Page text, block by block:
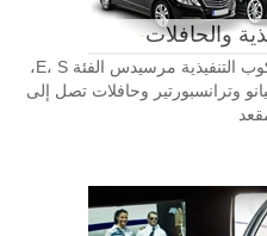
والحافلات
ضمن أسطول الشركة سيارات الركوب التنفيذية مرسيدس الفئة E، S،
وترانسبورتير وحافلات تصل إلى